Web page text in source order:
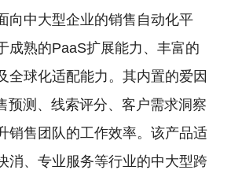
向中大型企业的销售自动化平
成熟的PaaS扩展能力、丰富的
全球化适配能力。其内置的爱因
预测、线索评分、客户需求洞察
销售团队的工作效率。该产品适
消、专业服务等行业的中大型跨